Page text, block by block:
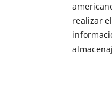
realizar